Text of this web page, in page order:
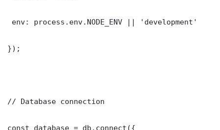
env: process.env.NODE_ENV || 'development'
});
// Database connection
const database = db.connect({